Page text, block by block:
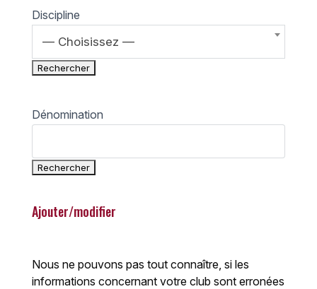
Discipline
— Choisissez —
Dénomination
Ajouter/modifier
Nous ne pouvons pas tout connaître, si les
informations concernant votre club sont erronées